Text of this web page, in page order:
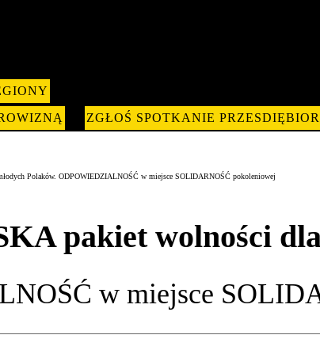
ZGŁOŚ SPOTKANIE
Polaków. ODPOWIEDZIALNOŚĆ w miejsce SOLIDARNOŚĆ pokoleniowej
pakiet wolności
w miejsce